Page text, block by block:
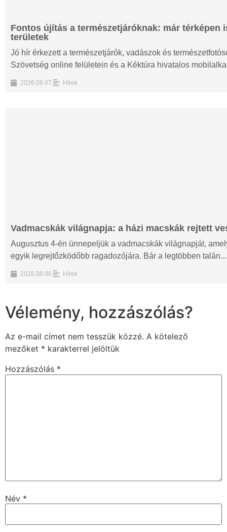
Fontos újítás a természetjáróknak: már térképen
területek
Jó hír érkezett a természetjárók, vadászok és
Szövetség online felületein és a Kéktúra hivatalos
2026.08.07. Hírek
Vadmacskák világnapja: a házi macskák rejtett
Augusztus 4-én ünnepeljük a vadmacskák világnapját,
egyik legrejtőzködőbb ragadozójára. Bár a legtöbben talán...
2026.08.06. Hírek
Vélemény, hozzászólás?
Az e-mail címet nem tesszük közzé. A kötelező
mezőket * karakterrel jelöltük
Hozzászólás *
Név *